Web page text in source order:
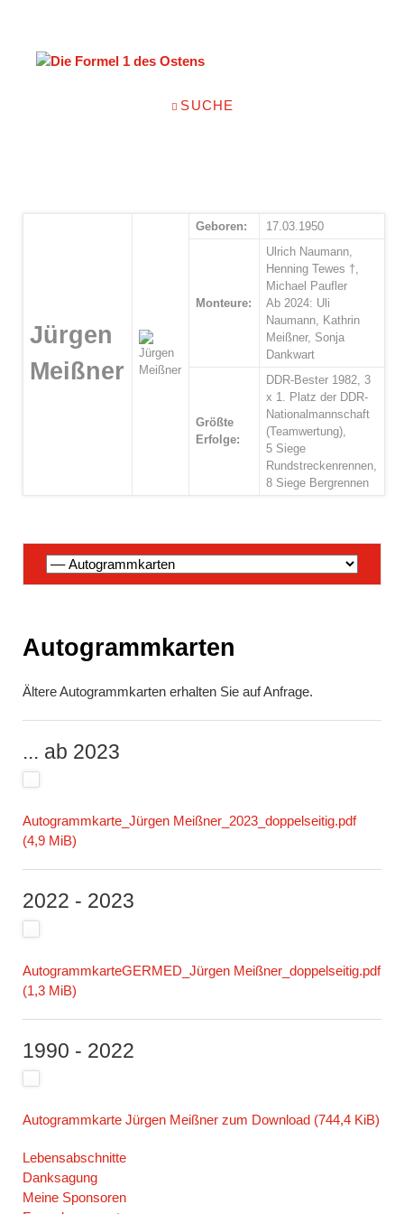
NAVIGATION
SUCHE
Jürgen
Meißner
Geboren: 17.03.1950
Monteure:
Ulrich Naumann,
Henning Tewes †,
Michael Paufler
Ab 2024: Uli
Naumann, Kathrin
Meißner, Sonja
Dankwart
Größte
Erfolge:
DDR-Bester 1982, 3
x 1. Platz der DDR-
Nationalmannschaft
(Teamwertung),
5 Siege
Rundstreckenrennen,
8 Siege Bergrennen
Navigation
überspringen
Autogrammkarten
Ältere Autogrammkarten erhalten Sie auf Anfrage.
... ab 2023
Autogrammkarte_Jürgen Meißner_2023_doppelseitig.pdf
(4,9 MiB)
2022 - 2023
AutogrammkarteGERMED_Jürgen Meißner_doppelseitig.pdf
(1,3 MiB)
1990 - 2022
Autogrammkarte Jürgen Meißner zum Download (744,4 KiB)
Navigation
überspringen
Lebensabschnitte
Danksagung
Meine Sponsoren